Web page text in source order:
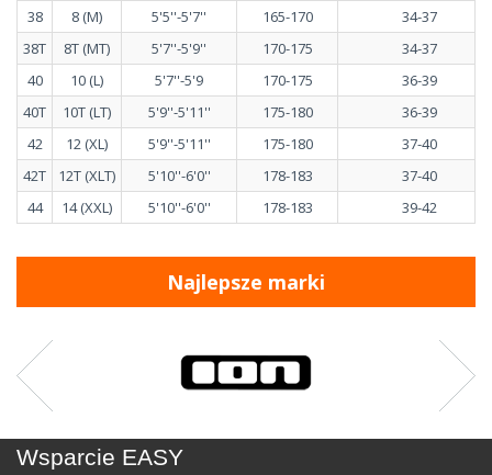
38
8 (M) 5'5''-5'7'' 165-170
34-37
38T
8T (MT) 5'7''-5'9'' 170-175
34-37
40
10 (L) 5'7''-5'9 170-175
36-39
40T
10T (LT) 5'9''-5'11'' 175-180
36-39
42
12 (XL) 5'9''-5'11'' 175-180
37-40
42T
12T (XLT) 5'10''-6'0'' 178-183
37-40
44
14 (XXL) 5'10''-6'0'' 178-183 39-42
Najlepsze marki
Wsparcie EASY